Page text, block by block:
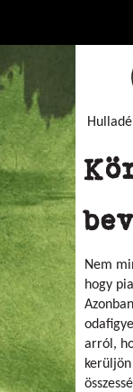
Nem
hogy
arról,